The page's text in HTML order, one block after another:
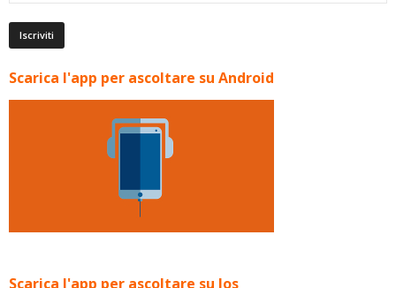
Scarica l'app per ascoltare su Android
Scarica l'app per ascoltare su Ios